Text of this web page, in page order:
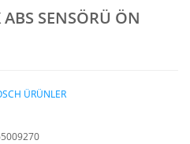
SENSÖRÜ ÖN
ÜRÜNLER